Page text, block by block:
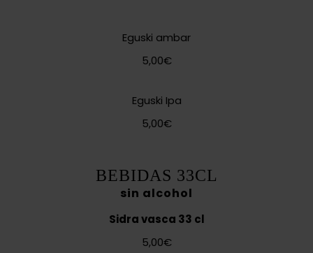
Eguski ambar
5,00€
Eguski Ipa
5,00€
BEBIDAS 33CL
sin alcohol
Sidra vasca 33 cl
5,00€